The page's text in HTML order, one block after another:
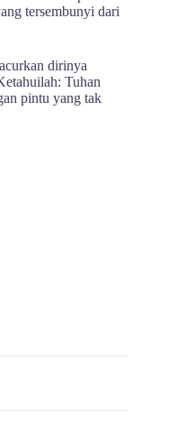
tersembunyi dari
dirinya
Tuhan
pintu yang tak